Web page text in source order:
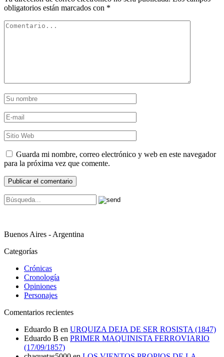
obligatorios están marcados con *
Guarda mi nombre, correo electrónico y web en este navegador
para la próxima vez que comente.
Buenos Aires - Argentina
Categorías
Crónicas
Cronología
Opiniones
Personajes
Comentarios recientes
Eduardo B en URQUIZA DEJA DE SER ROSISTA (1847)
Eduardo B en PRIMER MAQUINISTA FERROVIARIO
(17/09/1857)